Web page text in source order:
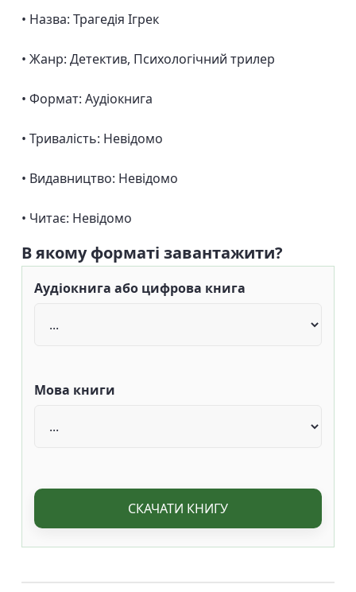
• Назва: Трагедія Ігрек
• Жанр: Детектив, Психологічний трилер
• Формат: Аудіокнига
• Тривалість: Невідомо
• Видавництво: Невідомо
• Читає: Невідомо
В якому форматі завантажити?
Аудіокнига або цифрова книга
Мова книги
СКАЧАТИ КНИГУ